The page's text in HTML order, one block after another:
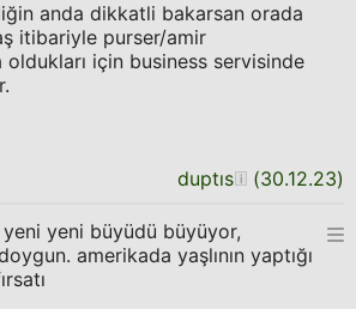
anda dikkatli bakarsan orada
itibariyle purser/amir
oldukları için business servisinde
duptıs (30.12.23)
yeni büyüdü büyüyor,
amerikada yaşlının yaptığı